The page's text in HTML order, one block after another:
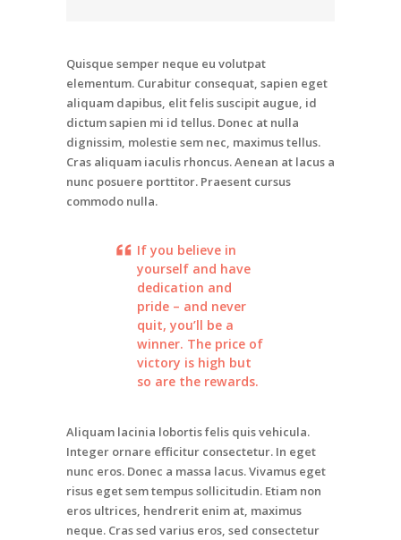
Quisque semper neque eu volutpat
elementum. Curabitur consequat, sapien eget
aliquam dapibus, elit felis suscipit augue, id
dictum sapien mi id tellus. Donec at nulla
dignissim, molestie sem nec, maximus tellus.
Cras aliquam iaculis rhoncus. Aenean at lacus a
nunc posuere porttitor. Praesent cursus
commodo nulla.
If you believe in
yourself and have
dedication and
pride – and never
quit, you’ll be a
winner. The price of
victory is high but
so are the rewards.
Aliquam lacinia lobortis felis quis vehicula.
Integer ornare efficitur consectetur. In eget
nunc eros. Donec a massa lacus. Vivamus eget
risus eget sem tempus sollicitudin. Etiam non
eros ultrices, hendrerit enim at, maximus
neque. Cras sed varius eros, sed consectetur